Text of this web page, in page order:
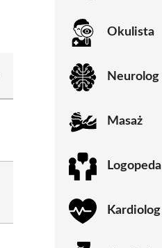
Okulista
Neurolog
Masaż
Logopeda
Kardiolog